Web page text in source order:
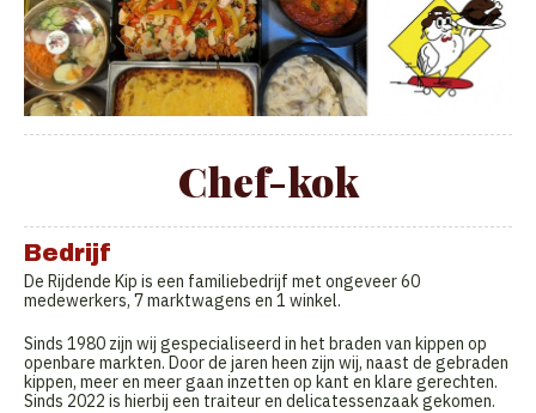
Chef-kok
Bedrijf
De Rijdende Kip is een familiebedrijf met ongeveer 60
medewerkers, 7 marktwagens en 1 winkel.
Sinds 1980 zijn wij gespecialiseerd in het braden van kippen op
openbare markten. Door de jaren heen zijn wij, naast de gebraden
kippen, meer en meer gaan inzetten op kant en klare gerechten.
Sinds 2022 is hierbij een traiteur en delicatessenzaak gekomen.